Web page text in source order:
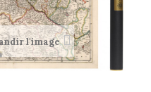
l'image